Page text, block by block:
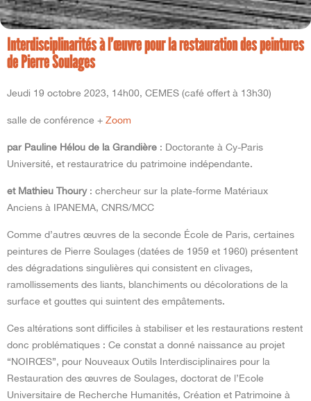
Interdisciplinarités à l’œuvre pour la restauration des peintures
de Pierre Soulages
Jeudi 19 octobre 2023, 14h00, CEMES (café offert à 13h30)
salle de conférence + Zoom
par Pauline Hélou de la Grandière : Doctorante à Cy-Paris
Université, et restauratrice du patrimoine indépendante.
et Mathieu Thoury: chercheur sur la plate-forme Matériaux
Anciens à IPANEMA, CNRS/MCC
Comme d’autres œuvres de la seconde École de Paris, certaines
peintures de Pierre Soulages (datées de 1959 et 1960) présentent
des dégradations singulières qui consistent en clivages,
ramollissements des liants, blanchiments ou décolorations de la
surface et gouttes qui suintent des empâtements.
Ces altérations sont difficiles à stabiliser et les restaurations restent
donc problématiques : Ce constat a donné naissance au projet
“NOIRŒS”, pour Nouveaux Outils Interdisciplinaires pour la
Restauration des œuvres de Soulages, doctorat de l’Ecole
Universitaire de Recherche Humanités, Création et Patrimoine à